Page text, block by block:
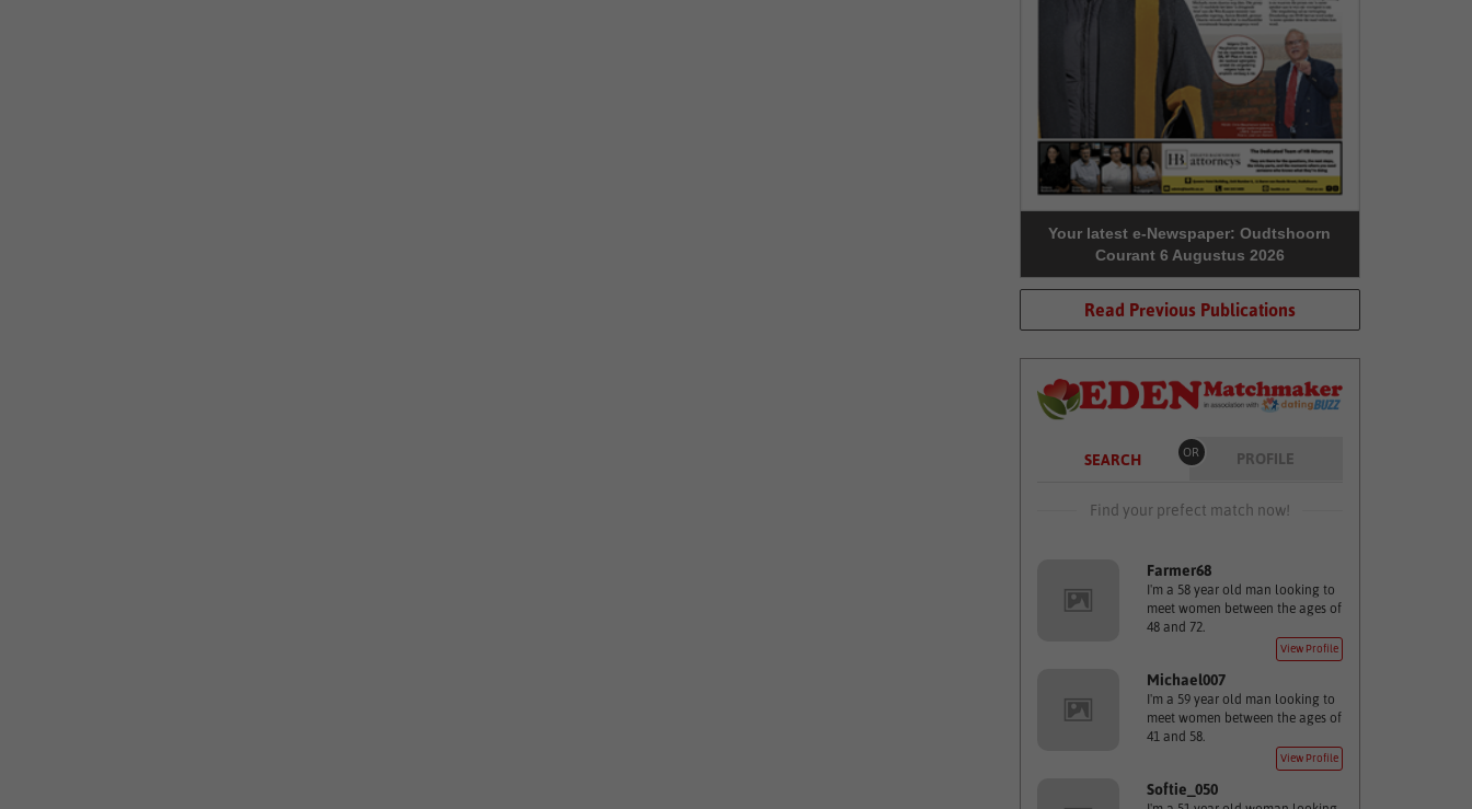
Your latest e-Newspaper: Oudtshoorn
Courant 6 Augustus 2026
Read Previous Publications
SEARCH OR PROFILE
Find your prefect match now!
Farmer68
I'm a 58 year old man looking to
meet women between the ages of
48 and 72.
View Profile
Michael007
I'm a 59 year old man looking to
meet women between the ages of
41 and 58.
View Profile
Softie_050